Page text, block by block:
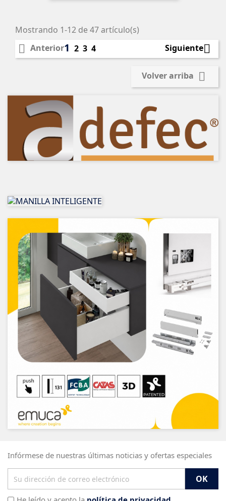
Mostrando 1-12 de 47 artículo(s)
 Anterior1 2 3 4 Siguiente
Volver arriba 
Infórmese de nuestras últimas noticias y ofertas especiales